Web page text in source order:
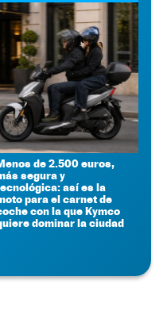
de 2.500 euros,
segura y
así es la
para el carnet de
con la que Kymco
dominar la ciudad